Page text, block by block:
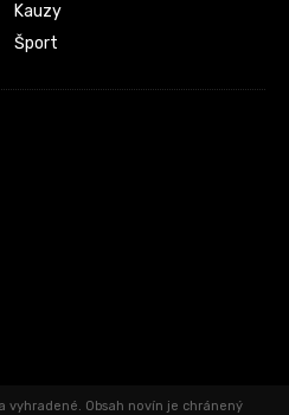
Kauzy
Šport
vyhradené. Obsah novín je chránený